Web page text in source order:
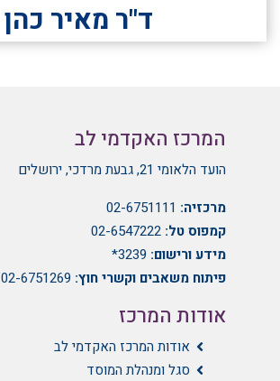
ד"ר מאיר כהן
המרכז האקדמי לב
הועד הלאומי 21, גבעת מרדכי, ירושלים
מרכזיה: 02-6751111
קמפוס טל: 02-6547222
מידע ורישום: 3239*
פיתוח משאבים וקשרי חוץ: 02-6751269
אודות המרכז
אודות המרכז האקדמי לב
סגל ומנהלת המוסד